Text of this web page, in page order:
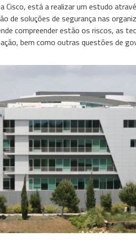
Cisco, está a realizar um estudo
de soluções de segurança nas
compreender estão os riscos, as
bem como outras questões de